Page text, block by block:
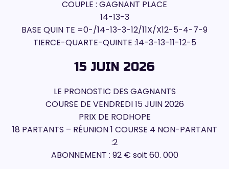
COUPLE : GAGNANT PLACE
14-13-3
BASE QUIN TE =0-/14-13-3-12/11X/X12-5-4-7-9
TIERCE-QUARTE-QUINTE :14-3-13-11-12-5
15 JUIN 2026
LE PRONOSTIC DES GAGNANTS
COURSE DE VENDREDI 15 JUIN 2026
PRIX DE RODHOPE
18 PARTANTS – RÉUNION 1 COURSE 4 NON-PARTANT
:2
ABONNEMENT : 92 € soit 60. 000